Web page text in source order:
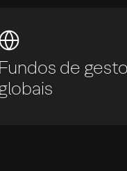
Fundos de
globais